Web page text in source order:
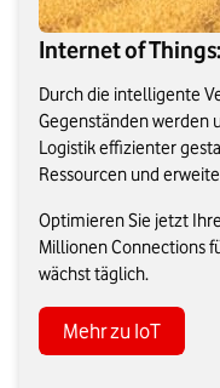
Internet of
Durch die intelligente
Gegenständen werden
Logistik effizienter
Ressourcen und
Optimieren Sie jetzt
Millionen Connections
wächst täglich.
Mehr zu IoT